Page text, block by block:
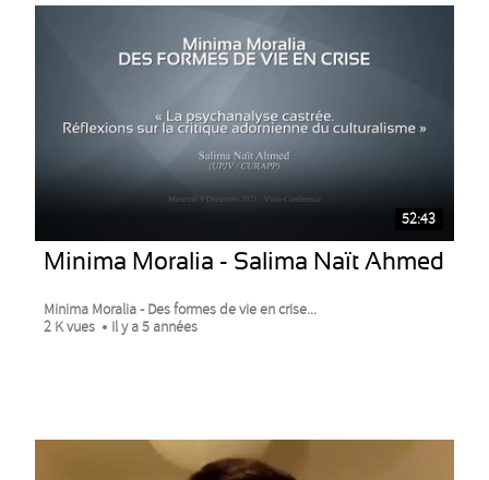
52:43
Minima Moralia - Salima Naït Ahmed
Minima Moralia - Des formes de vie en crise...
2 K vues
Il y a 5 années